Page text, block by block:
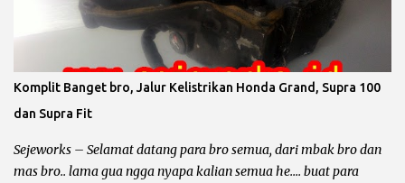
dari piston standar yaitu OS 25, OS 50, OS 75, OS 100, untuk lebih
jelas simak contoh dibawah ini. Contoh Yamaha Crypton ukuran
piton standar 49 mm berarti : Overize 25 piston standar diameter
ditambah 0.25 mm maka diameter piston menjadi 49,25 mm.
Overize 50 piston standar diameter ditambah 0.50 mm maka
diameter piston menjadi 49,50 mm. Overize 75 piston standar
diameter ditambah 0.75 mm maka diameter piston menjadi 49,75
...
Komplit Banget bro, Jalur Kelistrikan Honda Grand, Supra 100
dan Supra Fit
Sejeworks – Selamat datang para bro semua, dari mbak bro dan
mas bro.. lama gua ngga nyapa kalian semua he.... buat para